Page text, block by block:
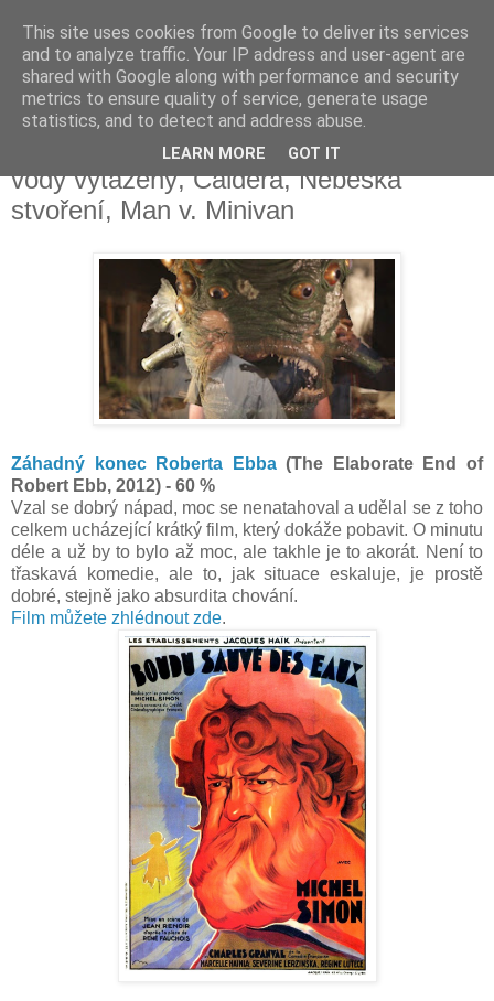
Deník milovníka filmů
pátek 15. srpna 2014
Záhadný konec Roberta Ebba, Boudu z
vody vytažený, Caldera, Nebeská
stvoření, Man v. Minivan
Záhadný konec Roberta Ebba(The Elaborate End of
Robert Ebb, 2012) - 60 %
Vzal se dobrý nápad, moc se nenatahoval a udělal se z toho
celkem ucházející krátký film, který dokáže pobavit. O minutu
déle a už by to bylo až moc, ale takhle je to akorát. Není to
třaskavá komedie, ale to, jak situace eskaluje, je prostě
dobré, stejně jako absurdita chování.
Film můžete zhlédnout zde.
This site uses cookies from Google to deliver its services
and to analyze traffic. Your IP address and user-agent are
shared with Google along with performance and security
metrics to ensure quality of service, generate usage
statistics, and to detect and address abuse.
LEARN MORE GOT IT